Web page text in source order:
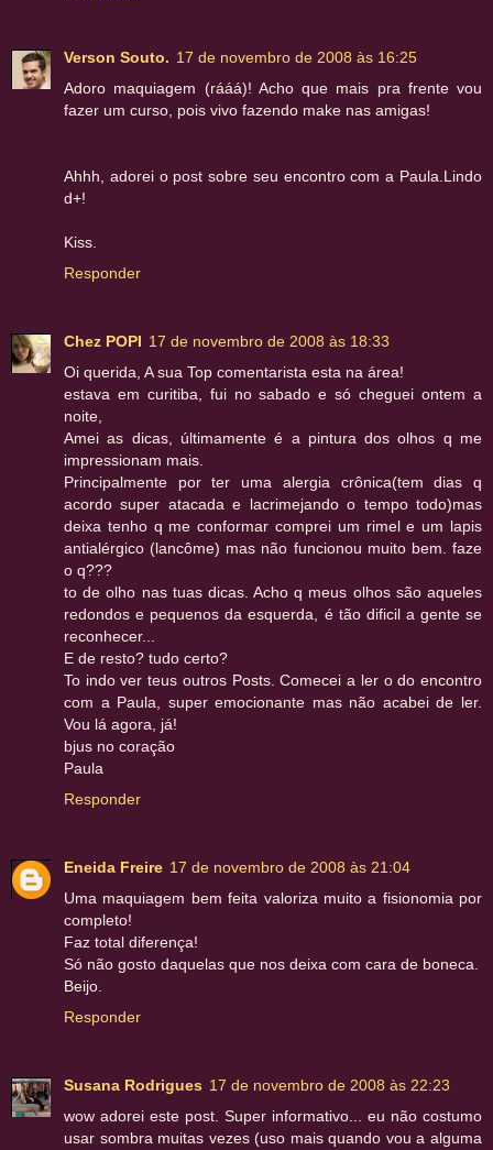
Verson Souto. 17 de novembro de 2008 às 16:25
Adoro maquiagem (rááá)! Acho que mais pra frente vou
fazer um curso, pois vivo fazendo make nas amigas!
Ahhh, adorei o post sobre seu encontro com a Paula.Lindo
d+!
Kiss.
Responder
Chez POPI 17 de novembro de 2008 às 18:33
Oi querida, A sua Top comentarista esta na área!
estava em curitiba, fui no sabado e só cheguei ontem a
noite,
Amei as dicas, últimamente é a pintura dos olhos q me
impressionam mais.
Principalmente por ter uma alergia crônica(tem dias q
acordo super atacada e lacrimejando o tempo todo)mas
deixa tenho q me conformar comprei um rimel e um lapis
antialérgico (lancôme) mas não funcionou muito bem. faze
o q???
to de olho nas tuas dicas. Acho q meus olhos são aqueles
redondos e pequenos da esquerda, é tão dificil a gente se
reconhecer...
E de resto? tudo certo?
To indo ver teus outros Posts. Comecei a ler o do encontro
com a Paula, super emocionante mas não acabei de ler.
Vou lá agora, já!
bjus no coração
Paula
Responder
Eneida Freire 17 de novembro de 2008 às 21:04
Uma maquiagem bem feita valoriza muito a fisionomia por
completo!
Faz total diferença!
Só não gosto daquelas que nos deixa com cara de boneca.
Beijo.
Responder
Susana Rodrigues 17 de novembro de 2008 às 22:23
wow adorei este post. Super informativo... eu não costumo
usar sombra muitas vezes (uso mais quando vou a alguma